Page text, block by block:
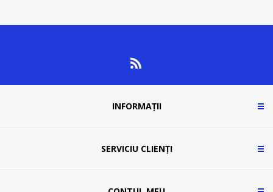
INFORMAȚII
SERVICIU CLIENȚI